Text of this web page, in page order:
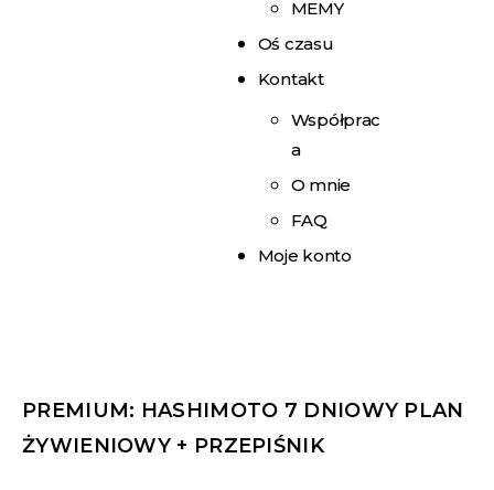
MEMY
Oś czasu
Kontakt
Współprac
a
O mnie
FAQ
Moje konto
PREMIUM: HASHIMOTO 7 DNIOWY PLAN
ŻYWIENIOWY + PRZEPIŚNIK